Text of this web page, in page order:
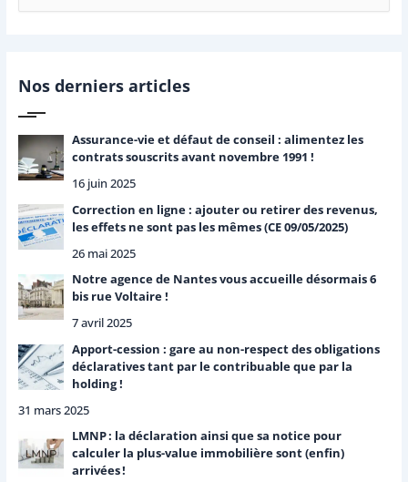
e
r
h
e
r
Nos derniers articles
Assurance-vie et défaut de conseil : alimentez les
contrats souscrits avant novembre 1991 !
16 juin 2025
Correction en ligne : ajouter ou retirer des revenus,
les effets ne sont pas les mêmes (CE 09/05/2025)
26 mai 2025
Notre agence de Nantes vous accueille désormais 6
bis rue Voltaire !
7 avril 2025
Apport-cession : gare au non-respect des obligations
déclaratives tant par le contribuable que par la
holding !
31 mars 2025
LMNP : la déclaration ainsi que sa notice pour
calculer la plus-value immobilière sont (enfin)
arrivées !